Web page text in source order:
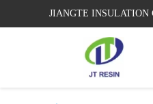
JIANGTE INSULATION